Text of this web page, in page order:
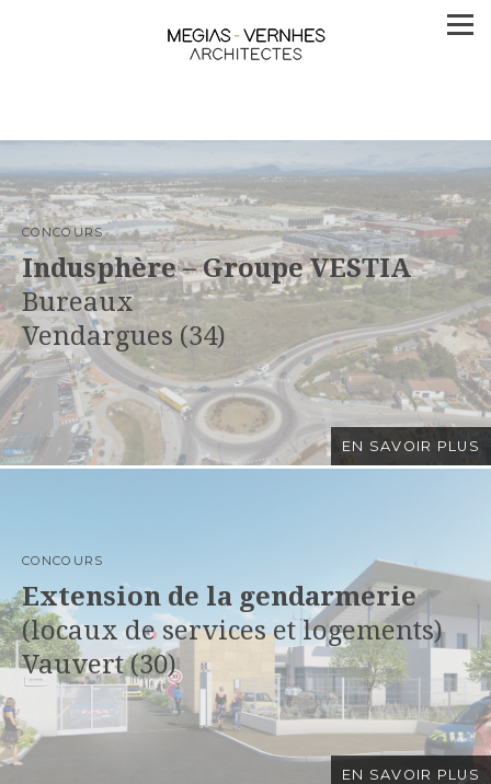
EN SAVOIR PLUS
CONCOURS
Indusphère – Groupe VESTIA
Bureaux
Vendargues (34)
EN SAVOIR PLUS
CONCOURS
Extension de la gendarmerie
(locaux de services et logements)
Vauvert (30)